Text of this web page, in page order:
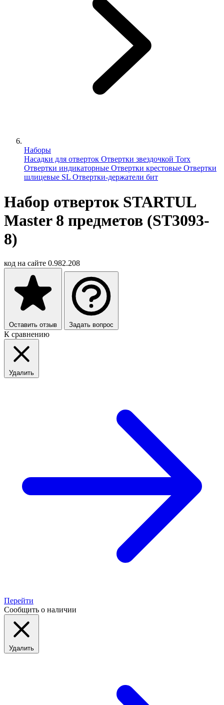
Наборы
Насадки для отверток Отвертки звездочкой Torx
Отвертки индикаторные Отвертки крестовые Отвертки
шлицевые SL Отвертки-держатели бит
Набор отверток STARTUL
Master 8 предметов (ST3093-
8)
код на сайте 0.982.208
Оставить отзыв Задать вопрос
К сравнению
Удалить
Перейти
Сообщить о наличии
Удалить